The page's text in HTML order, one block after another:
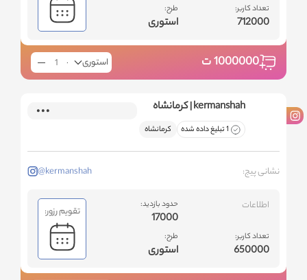
تعداد کاربر:
712000
طرح:
استوری
1000000ت استوری
kermanshah | کرمانشاه
1 تبلیغ داده شده کرمانشاه
نشانی پیج: @kermanshah
اطلاعات
تعداد کاربر:
650000
حدود بازدید:
17000
طرح:
استوری
تقویم رزور: